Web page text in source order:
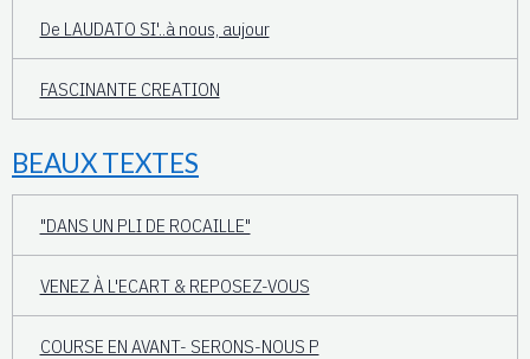
De LAUDATO SI'..à nous, aujour
FASCINANTE CREATION
BEAUX TEXTES
"DANS UN PLI DE ROCAILLE"
VENEZ À L'ECART & REPOSEZ-VOUS
COURSE EN AVANT- SERONS-NOUS P